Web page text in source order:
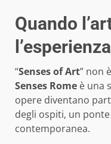
Quando
“Senses of Art” non
Senses Rome è una
opere diventano
degli ospiti, un
contemporanea.